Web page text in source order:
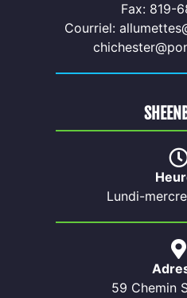
Fax: 819-
Courriel:
Lundi-
59 Chemin